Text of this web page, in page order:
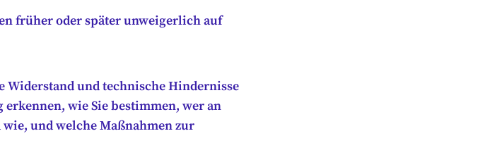
früher oder später unweigerlich auf
Widerstand und technische Hindernisse
wie Sie bestimmen, wer an
und welche Maßnahmen zur